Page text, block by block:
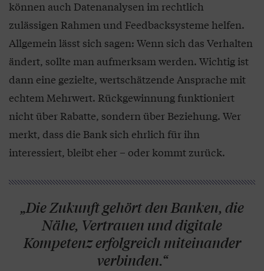
können auch Datenanalysen im rechtlich
zulässigen Rahmen und Feedbacksysteme helfen.
Allgemein lässt sich sagen: Wenn sich das Verhalten
ändert, sollte man aufmerksam werden. Wichtig ist
dann eine gezielte, wertschätzende Ansprache mit
echtem Mehrwert. Rückgewinnung funktioniert
nicht über Rabatte, sondern über Beziehung. Wer
merkt, dass die Bank sich ehrlich für ihn
interessiert, bleibt eher – oder kommt zurück.
„Die Zukunft gehört den Banken, die
Nähe, Vertrauen und digitale
Kompetenz erfolgreich miteinander
verbinden.“